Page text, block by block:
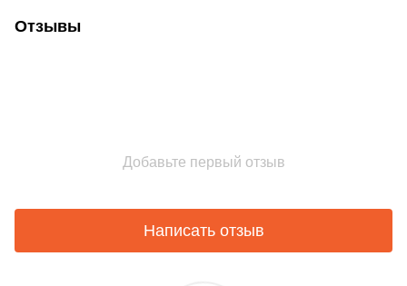
Отзывы
Добавьте первый отзыв
Написать отзыв